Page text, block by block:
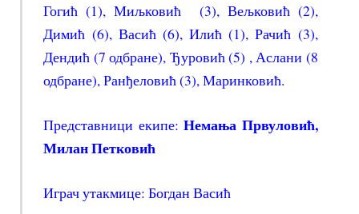
Гогић (1), Миљковић (3), Вељковић (2),
Димић (6), Васић (6), Илић (1), Рачић (3),
Дендић (7 одбране), Ђуровић (5) , Аслани (8
одбране), Ранђеловић (3), Маринковић.
Представници екипе:Немања Првуловић,
Милан Петковић
Играч утакмице: Богдан Васић